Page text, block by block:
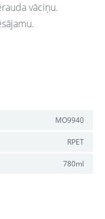
vāciņu.
MO9940
RPET
780ml